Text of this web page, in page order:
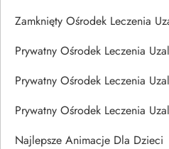
Zamknięty Ośrodek Leczenia
Prywatny Ośrodek Leczenia
Prywatny Ośrodek Leczenia
Prywatny Ośrodek Leczenia
Najlepsze Animacje Dla Dzieci